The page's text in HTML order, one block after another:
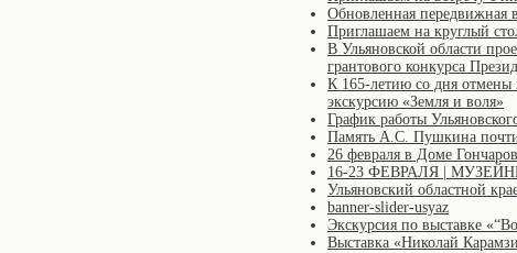
Обновленная передвижная
Приглашаем на круглый
В Ульяновской области
грантового конкурса
К 165-летию со дня отмены
экскурсию «Земля и воля»
График работы
Память А.С. Пушкина
26 февраля в Доме
16-23 ФЕВРАЛЯ |
Ульяновский областной
banner-slider-usyaz
Экскурсия по выставке
Выставка «Николай